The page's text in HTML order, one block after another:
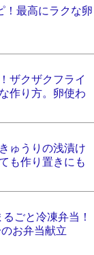
！最高にラクな卵
ザクザクフライ
作り方。卵使わ
ゅうりの浅漬け
も作り置きにも
ごと冷凍弁当！
お弁当献立